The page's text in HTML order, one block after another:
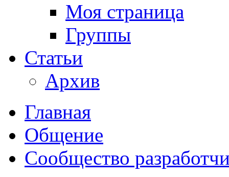
Моя страница
Группы
Статьи
Архив
Главная
Общение
Сообщество